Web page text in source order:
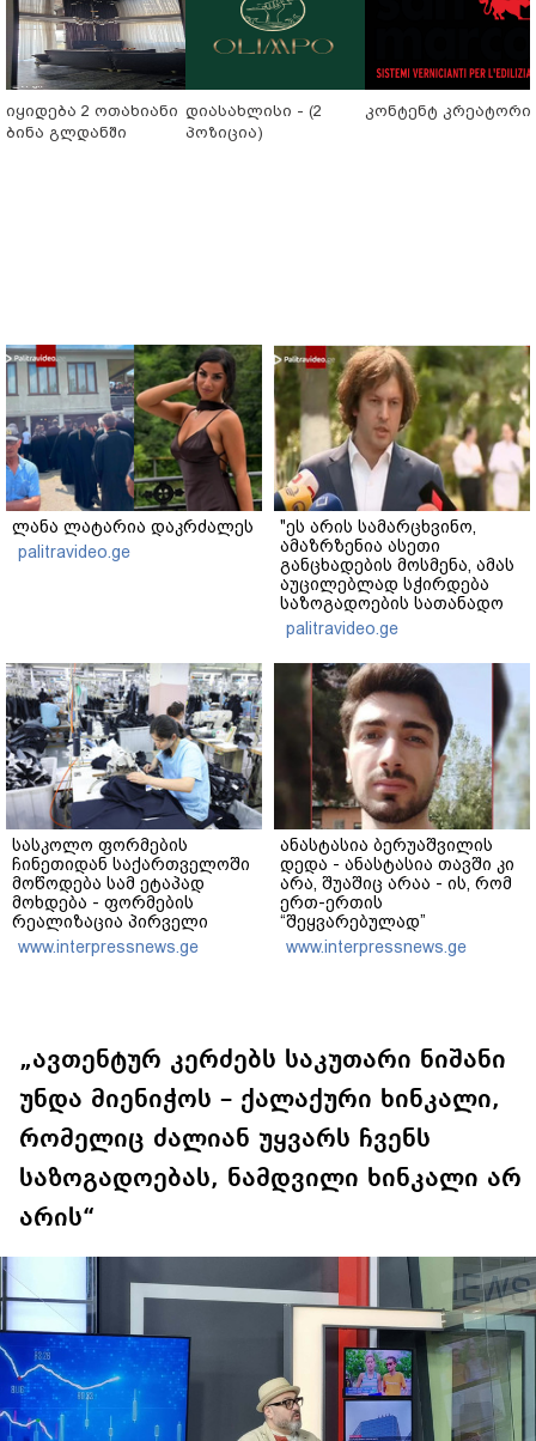
იყიდება 2 ოთახიანი
ბინა გლდანში
დიასახლისი - (2
პოზიცია)
კონტენტ კრეატორი
ლანა ლატარია დაკრძალეს
palitravideo.ge
"ეს არის სამარცხვინო,
ამაზრზენია ასეთი
განცხადების მოსმენა, ამას
აუცილებლად სჭირდება
საზოგადოების სათანადო
რეაქცია" - ირაკლი
კობახიძე
palitravideo.ge
სასკოლო ფორმების
ჩინეთიდან საქართველოში
მოწოდება სამ ეტაპად
მოხდება - ფორმების
რეალიზაცია პირველი
კლასის მოსწავლეებისთვის
1–14 სექტემბრის
განხორციელდება
www.interpressnews.ge
ანასტასია ბერუაშვილის
დედა - ანასტასია თავში კი
არა, შუაშიც არაა - ის, რომ
ერთ-ერთის
“შეყვარებულად”
ფიქსირდებოდა,
მკვლელობაში
რომც დაერეკა, ამასაც სხვა
განხილვა მოჰყვებოდა
www.interpressnews.ge
„ავთენტურ კერძებს საკუთარი ნიშანი
უნდა მიენიჭოს – ქალაქური ხინკალი,
რომელიც ძალიან უყვარს ჩვენს
საზოგადოებას, ნამდვილი ხინკალი არ
არის“